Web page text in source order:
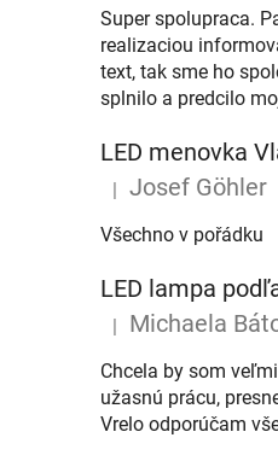
Super spolupraca.
realizaciou
text, tak sme ho
splnilo a predcilo
Hodnotenie
Josef Göhler
Všechno v pořádku
LED lampa
Hodnotenie
Michaela
Chcela by som
užasnú prácu,
Vrelo odporúčam